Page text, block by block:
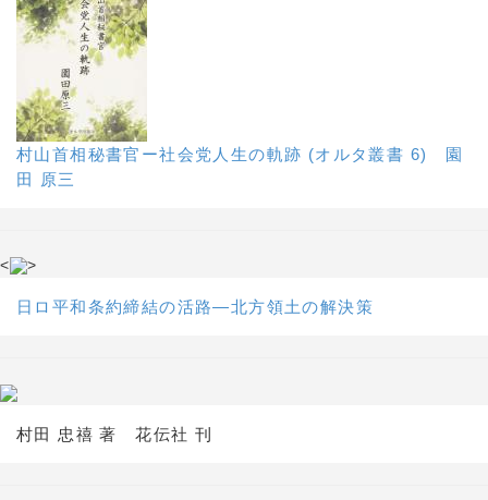
村山首相秘書官ー社会党人生の軌跡 (オルタ叢書 6) 園
田 原三
< >
日ロ平和条約締結の活路―北方領土の解決策
村田 忠禧 著 花伝社 刊